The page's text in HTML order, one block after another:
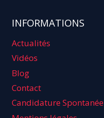
INFORMATIONS
Actualités
Vidéos
Blog
Contact
Candidature Spontanée